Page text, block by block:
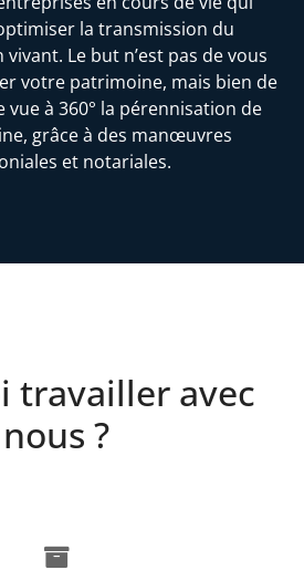
la transmission du
Le but n’est pas de vous
votre patrimoine, mais bien de
vue à 360° la pérennisation de
grâce à des manœuvres
et notariales.
travailler avec
nous ?